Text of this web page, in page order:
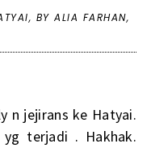
, BY ALIA FARHAN,
n jejirans ke Hatyai.
yg terjadi . Hakhak.